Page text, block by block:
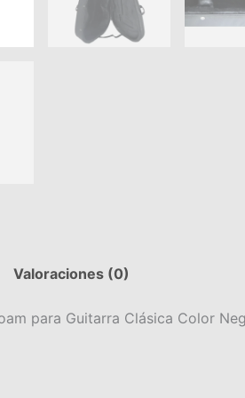
Valoraciones (0)
para Guitarra Clásica Color